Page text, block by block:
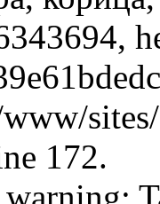
172.